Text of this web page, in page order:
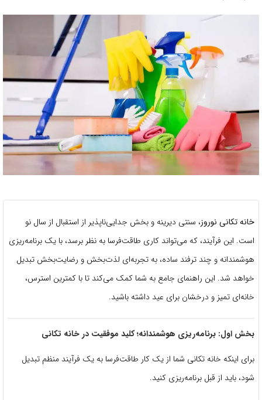
خانه تکانی نوروز، سنتی دیرینه و بخش جدایی‌ناپذیر از استقبال از سال نو
است. این فرآیند، که می‌تواند کاری طاقت‌فرسا به نظر برسد، با یک برنامه‌ریزی
هوشمندانه و چند ترفند ساده، به تجربه‌ای لذت‌بخش و رضایت‌بخش تبدیل
خواهد شد. این راهنمای جامع به شما کمک می‌کند تا با کمترین استرس،
خانه‌ای تمیز و درخشان برای عید داشته باشید.
بخش اول: برنامه‌ریزی هوشمندانه؛ کلید موفقیت در خانه تکانی
برای اینکه خانه تکانی شما از یک کار طاقت‌فرسا به یک فرآیند منظم تبدیل
شود، باید از قبل برنامه‌ریزی کنید.